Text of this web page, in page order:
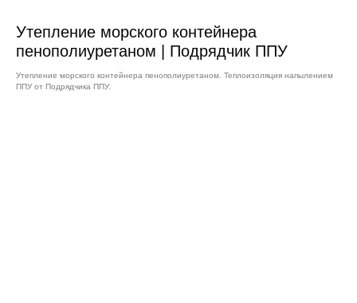
Утепление морского контейнера
пенополиуретаном | Подрядчик ППУ
Утепление морского контейнера пенополиуретаном. Теплоизоляция напылением
ППУ от Подрядчика ППУ.